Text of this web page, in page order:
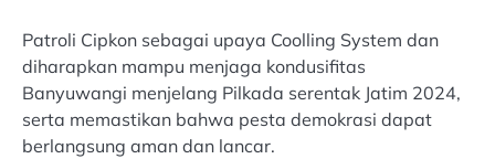
Patroli Cipkon sebagai upaya Coolling System dan
diharapkan mampu menjaga kondusifitas
Banyuwangi menjelang Pilkada serentak Jatim 2024,
serta memastikan bahwa pesta demokrasi dapat
berlangsung aman dan lancar.